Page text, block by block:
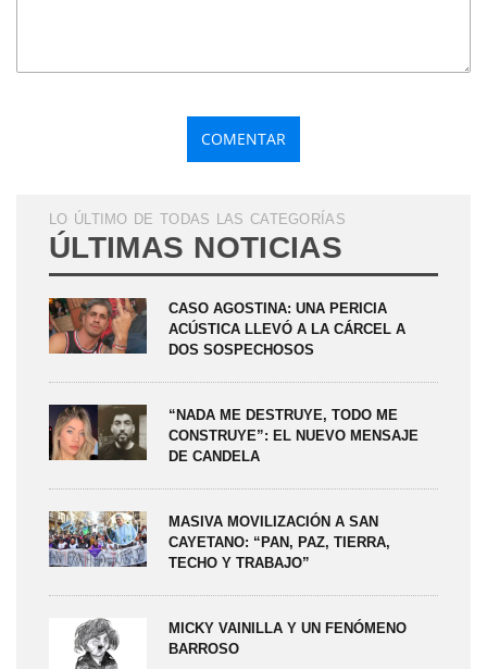
LO ÚLTIMO DE TODAS LAS CATEGORÍAS
ÚLTIMAS NOTICIAS
CASO AGOSTINA: UNA PERICIA
ACÚSTICA LLEVÓ A LA CÁRCEL A
DOS SOSPECHOSOS
“NADA ME DESTRUYE, TODO ME
CONSTRUYE”: EL NUEVO MENSAJE
DE CANDELA
MASIVA MOVILIZACIÓN A SAN
CAYETANO: “PAN, PAZ, TIERRA,
TECHO Y TRABAJO”
MICKY VAINILLA Y UN FENÓMENO
BARROSO